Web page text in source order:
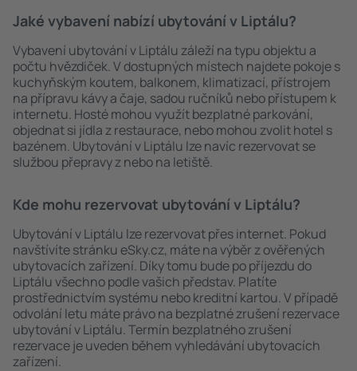
Jaké vybavení nabízí ubytování v Liptálu?
Vybavení ubytování v Liptálu záleží na typu objektu a
počtu hvězdiček. V dostupných místech najdete pokoje s
kuchyňským koutem, balkonem, klimatizací, přístrojem
na přípravu kávy a čaje, sadou ručníků nebo přístupem k
internetu. Hosté mohou využít bezplatné parkování,
objednat si jídla z restaurace, nebo mohou zvolit hotel s
bazénem. Ubytování v Liptálu lze navíc rezervovat se
službou přepravy z nebo na letiště.
Kde mohu rezervovat ubytování v Liptálu?
Ubytování v Liptálu lze rezervovat přes internet. Pokud
navštívíte stránku eSky.cz, máte na výběr z ověřených
ubytovacích zařízení. Díky tomu bude po příjezdu do
Liptálu všechno podle vašich představ. Platíte
prostřednictvím systému nebo kreditní kartou. V případě
odvolání letu máte právo na bezplatné zrušení rezervace
ubytování v Liptálu. Termín bezplatného zrušení
rezervace je uveden během vyhledávání ubytovacích
zařízení.